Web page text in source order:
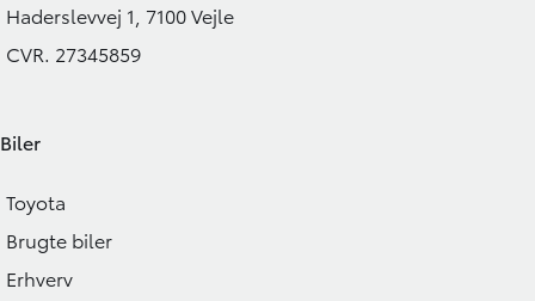
Haderslevvej 1, 7100 Vejle
CVR. 27345859
Biler
Toyota
Brugte biler
Erhverv